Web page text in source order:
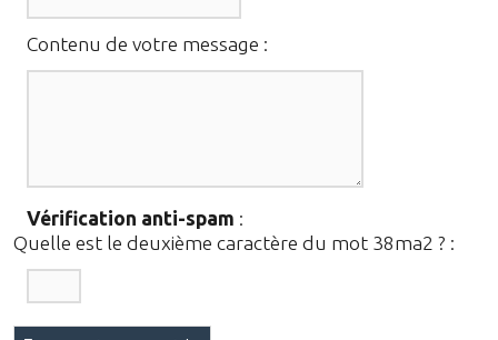
Contenu de votre message :
Vérification anti-spam :
Quelle est le deuxième caractère du mot 38ma2 ? :